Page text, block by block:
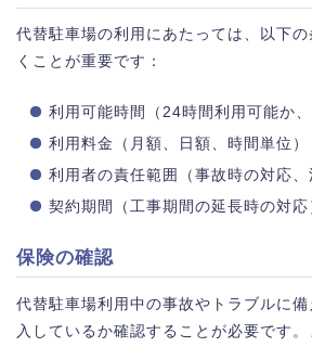
代替駐車場の利用にあたっては、以下
くことが重要です：
利用可能時間（24時間利用可能か、
利用料金（月額、日額、時間単位）
利用者の責任範囲（事故時の対応、
契約期間（工事期間の延長時の対応
保険の確認
代替駐車場利用中の事故やトラブルに
入しているか確認することが必要です